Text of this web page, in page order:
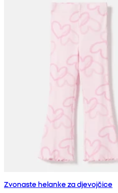
Zvonaste helanke za djevojčice